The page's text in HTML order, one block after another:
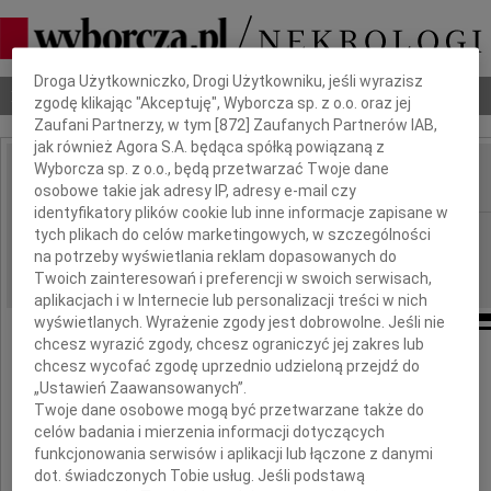
Nekrologi Odeszli Poradnik pogrzebowy
IMIĘ I NAZWISKO:
REGION: Wrocław
DATA EMISJI: 21.05.2010
Panu
Wojciechowi Zającowi
i
Dbamy o Twoją prywatność
Droga Użytkowniczko, Drogi Użytkowniku, jeśli wyrazisz
zgodę klikając "Akceptuję", Wyborcza sp. z o.o. oraz jej
Zaufani Partnerzy, w tym [872 ] Zaufanych Partnerów IAB,
jak również Agora S.A. będąca spółką powiązaną z
Wyborcza sp. z o.o., będą przetwarzać Twoje dane
osobowe takie jak adresy IP, adresy e-mail czy
identyfikatory plików cookie lub inne informacje zapisane w
tych plikach do celów marketingowych, w szczególności
na potrzeby wyświetlania reklam dopasowanych do
Twoich zainteresowań i preferencji w swoich serwisach,
aplikacjach i w Internecie lub personalizacji treści w nich
wyświetlanych. Wyrażenie zgody jest dobrowolne. Jeśli nie
chcesz wyrazić zgody, chcesz ograniczyć jej zakres lub
chcesz wycofać zgodę uprzednio udzieloną przejdź do
„Ustawień Zaawansowanych”.
Twoje dane osobowe mogą być przetwarzane także do
celów badania i mierzenia informacji dotyczących
funkcjonowania serwisów i aplikacji lub łączone z danymi
dot. świadczonych Tobie usług. Jeśli podstawą